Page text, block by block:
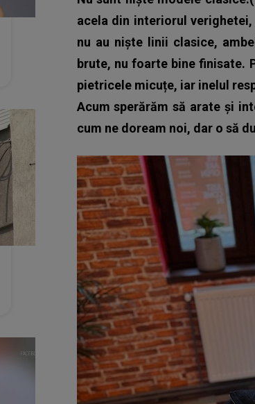
acela din interiorul
nu au niște linii clasice,
brute, nu foarte bine finisate.
pietricele micuțe, iar inelul
Acum sperărăm să arate și
cum ne doream noi, dar o să